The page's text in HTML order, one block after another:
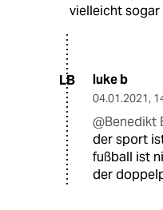
vielleicht sogar
LB luke b
04.01.2021,
@Benedikt
der sport
fußball ist
der